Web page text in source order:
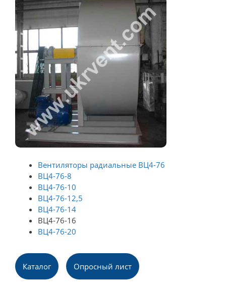
Вентиляторы радиальные ВЦ4-76
ВЦ4-76-8
ВЦ4-76-10
ВЦ4-76-12,5
ВЦ4-76-14
ВЦ4-76-16
ВЦ4-76-20
Каталог Опросный лист